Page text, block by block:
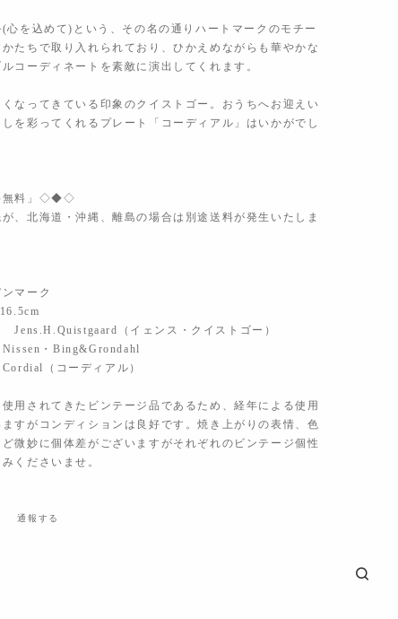
(心を込めて)という、その名の通りハートマークのモチー
たちで取り入れられており、ひかえめながらも華やかな
コーディネートを素敵に演出してくれます。
なってきている印象のクイストゴー。おうちへお迎えい
を彩ってくれるプレート「コーディアル」はいかがでし
料」◇◆◇
、北海道・沖縄、離島の場合は別途送料が発生いたしま
マーク
（イェンス・クイストゴー）
・Bing&Grondahl
（コーディアル）
用されてきたビンテージ品であるため、経年による使用
すがコンディションは良好です。焼き上がりの表情、色
微妙に個体差がございますがそれぞれのビンテージ個性
くださいませ。
通報する